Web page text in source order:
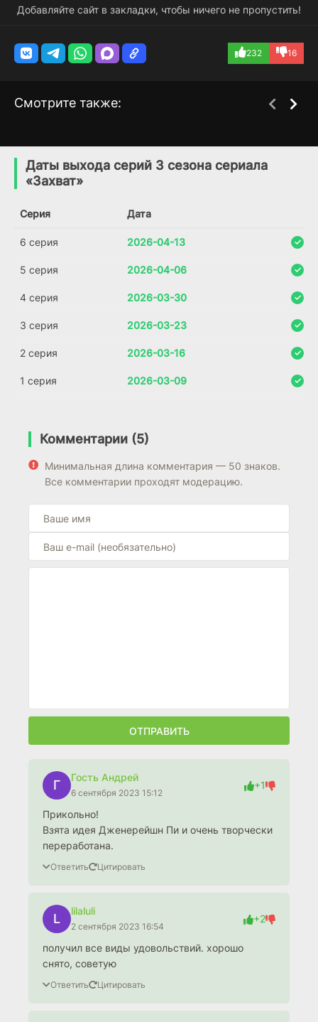
Добавляйте сайт в закладки, чтобы ничего не пропустить!
232 16
Смотрите также:
7.431
(2018)
Даты выхода серий 3 сезона сериала
«Захват»
Серия Дата
6 серия 2026-04-13
5 серия 2026-04-06
4 серия 2026-03-30
3 серия 2026-03-23
2 серия 2026-03-16
1 серия 2026-03-09
Комментарии (5)
Минимальная длина комментария — 50 знаков.
Все комментарии проходят модерацию.
ОТПРАВИТЬ
Г
Гость Андрей
6 сентября 2023 15:12
+1
Прикольно!
Взята идея Дженерейшн Пи и очень творчески
переработана.
Ответить Цитировать
L
lilaluli
2 сентября 2023 16:54
+2
получил все виды удовольствий. хорошо
снято, советую
Ответить Цитировать